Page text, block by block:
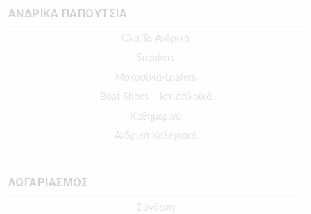
ΑΝΔΡΙΚΑ ΠΑΠΟΥΤΣΙΑ
Όλα Τα Ανδρικά
Sneakers
Μοκασίνια-Loafers
Boat Shoes – Ιστιοπλοϊκά
Καθημερινά
Ανδρικά Κολεγιακά
ΛΟΓΑΡΙΑΣΜΟΣ
Σύνδεση